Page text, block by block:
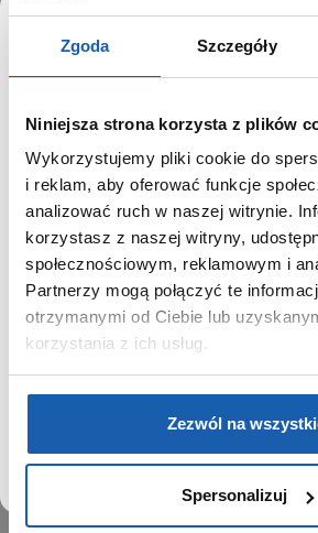
Zgoda Szczegóły
Niniejsza strona korzysta z plików
Wykorzystujemy pliki cookie do
i reklam, aby oferować funkcje
analizować ruch w naszej witrynie.
korzystasz z naszej witryny,
społecznościowym, reklamowym i
Partnerzy mogą połączyć te
otrzymanymi od Ciebie lub
korzystania z ich usług.
Zezwól na
Spersonalizuj
26.09.2024
GRUPA ZIBI
Historia
Misja, wizja i wartości Grupy Zibi
Ważne daty
Kariera
Zgoda na ciasteczka
PRODUKTY
Kalkulatory
SIECI SPRZEDAŻY
SZANOWNY
SZANOWNA
Używamy plików cookie w
statystycznych i marketingowych, w
ruch w tej witrynie, optymalizować
zapamiętywać Twoje